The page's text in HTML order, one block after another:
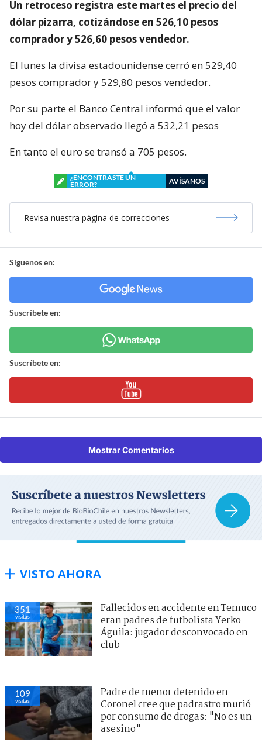
Un retroceso registra este martes el precio del
dólar pizarra, cotizándose en 526,10 pesos
comprador y 526,60 pesos vendedor.
El lunes la divisa estadounidense cerró en 529,40
pesos comprador y 529,80 pesos vendedor.
Por su parte el Banco Central informó que el valor
hoy del dólar observado llegó a 532,21 pesos
En tanto el euro se transó a 705 pesos.
¿ENCONTRASTE UN
ERROR?
AVÍSANOS
Revisa nuestra página de correcciones
Síguenos en:
Suscríbete en:
Suscríbete en:
Mostrar Comentarios
VISTO AHORA
351
visitas
Fallecidos en accidente en Temuco
eran padres de futbolista Yerko
Águila: jugador desconvocado en
club
109
visitas
Padre de menor detenido en
Coronel cree que padrastro murió
por consumo de drogas: "No es un
asesino"